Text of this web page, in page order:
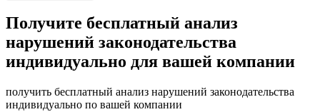
Получите бесплатный анализ
нарушений законодательства
индивидуально для вашей компании
получить бесплатный анализ нарушений законодательства
индивидуально по вашей компании